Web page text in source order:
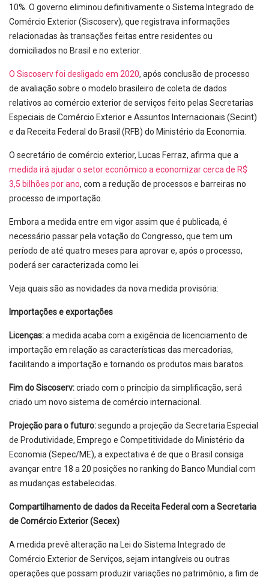
10%. O governo eliminou definitivamente o Sistema Integrado de
Comércio Exterior (Siscoserv), que registrava informações
relacionadas às transações feitas entre residentes ou
domiciliados no Brasil e no exterior.
O Siscoserv foi desligado em 2020, após conclusão de processo
de avaliação sobre o modelo brasileiro de coleta de dados
relativos ao comércio exterior de serviços feito pelas Secretarias
Especiais de Comércio Exterior e Assuntos Internacionais (Secint)
e da Receita Federal do Brasil (RFB) do Ministério da Economia.
O secretário de comércio exterior, Lucas Ferraz, afirma que a
medida irá ajudar o setor econômico a economizar cerca de R$
3,5 bilhões por ano, com a redução de processos e barreiras no
processo de importação.
Embora a medida entre em vigor assim que é publicada, é
necessário passar pela votação do Congresso, que tem um
período de até quatro meses para aprovar e, após o processo,
poderá ser caracterizada como lei.
Veja quais são as novidades da nova medida provisória:
Importações e exportações
Licenças:a medida acaba com a exigência de licenciamento de
importação em relação as características das mercadorias,
facilitando a importação e tornando os produtos mais baratos.
Fim do Siscoserv:criado com o princípio da simplificação, será
criado um novo sistema de comércio internacional.
Projeção para o futuro:segundo a projeção da Secretaria Especial
de Produtividade, Emprego e Competitividade do Ministério da
Economia (Sepec/ME), a expectativa é de que o Brasil consiga
avançar entre 18 a 20 posições no ranking do Banco Mundial com
as mudanças estabelecidas.
Compartilhamento de dados da Receita Federal com a Secretaria
de Comércio Exterior (Secex)
A medida prevê alteração na Lei do Sistema Integrado de
Comércio Exterior de Serviços, sejam intangíveis ou outras
operações que possam produzir variações no patrimônio, a fim de